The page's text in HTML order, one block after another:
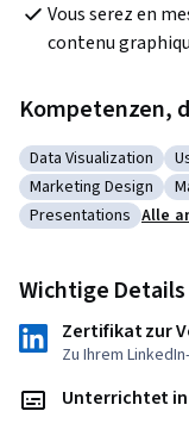
Vous serez en
contenu
Kompetenzen,
Kategorie: Data
Data Visualization
Kategorie:
Marketing Design
Kategorie:
Presentations Alle
Wichtige Details
Zertifikat zur
Zu Ihrem
Unterrichtet